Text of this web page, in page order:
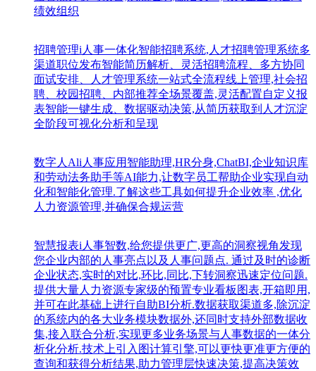
绩效组织
招聘管理i人事一体化智能招聘系统,人才招聘管理系统多
渠道职位发布智能简历解析、灵活招聘流程、多方协同
面试安排、人才管理系统一站式全流程线上管理,社会招
聘、校园招聘、内部推荐全场景覆盖,灵活配置自定义报
表智能一键生成、数据驱动决策,从简历获取到人才沉淀
全阶段可视化分析和呈现
数字人Ali人事应用智能助理,HR分身,ChatBI,企业知识库
和劳动法务助手等AI能力,让数字员工帮助企业实现自动
化和智能化管理.了解这些工具如何提升企业效率 ,优化
人力资源管理,并确保合规运营
智慧报表i人事智数,给您提供更广,更高的洞察视角发现
您企业内部的人事亮点以及人事问题点. 通过及时的诊断
企业状态,实时的对比,环比,同比,下转洞察迅速定位问题.
提供大量人力资源专家级的预置专业看板图表,开箱即用,
并可在此基础上进行自助BI分析.数据获取渠道多,除沉淀
的系统内的各大业务模块数据外,还同时支持外部数据收
集,接入联合分析,实现更多业务场景与人事数据的一体分
析化分析.技术上引入图计算引擎,可以更快更准更方便的
查询和获得分析结果,助力管理层快速决策,提高决策效